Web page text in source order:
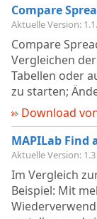
Compare
Aktuelle Version:
Compare
Vergleichen
Tabellen oder
zu starten;
Download
MAPILab Find
Aktuelle Version:
Im Vergleich
Beispiel: Mit